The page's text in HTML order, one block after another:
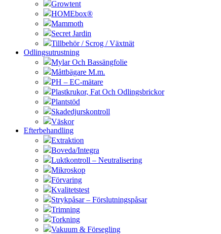
Growtent
HOMEbox®
Mammoth
Secret Jardin
Tillbehör / Scrog / Växtnät
Odlingsutrustning
Mylar Och Bassängfolie
Måttbägare M.m.
PH – EC-mätare
Plastkrukor, Fat Och Odlingsbrickor
Plantstöd
Skadedjurskontroll
Väskor
Efterbehandling
Extraktion
Boveda/Integra
Luktkontroll – Neutralisering
Mikroskop
Förvaring
Kvalitetstest
Strykpåsar – Förslutningspåsar
Trimning
Torkning
Vakuum & Försegling